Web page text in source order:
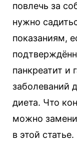
повлечь за
нужно
показаниям,
панкреатит и
заболеваний
диета. Что
можно
в этой статье.